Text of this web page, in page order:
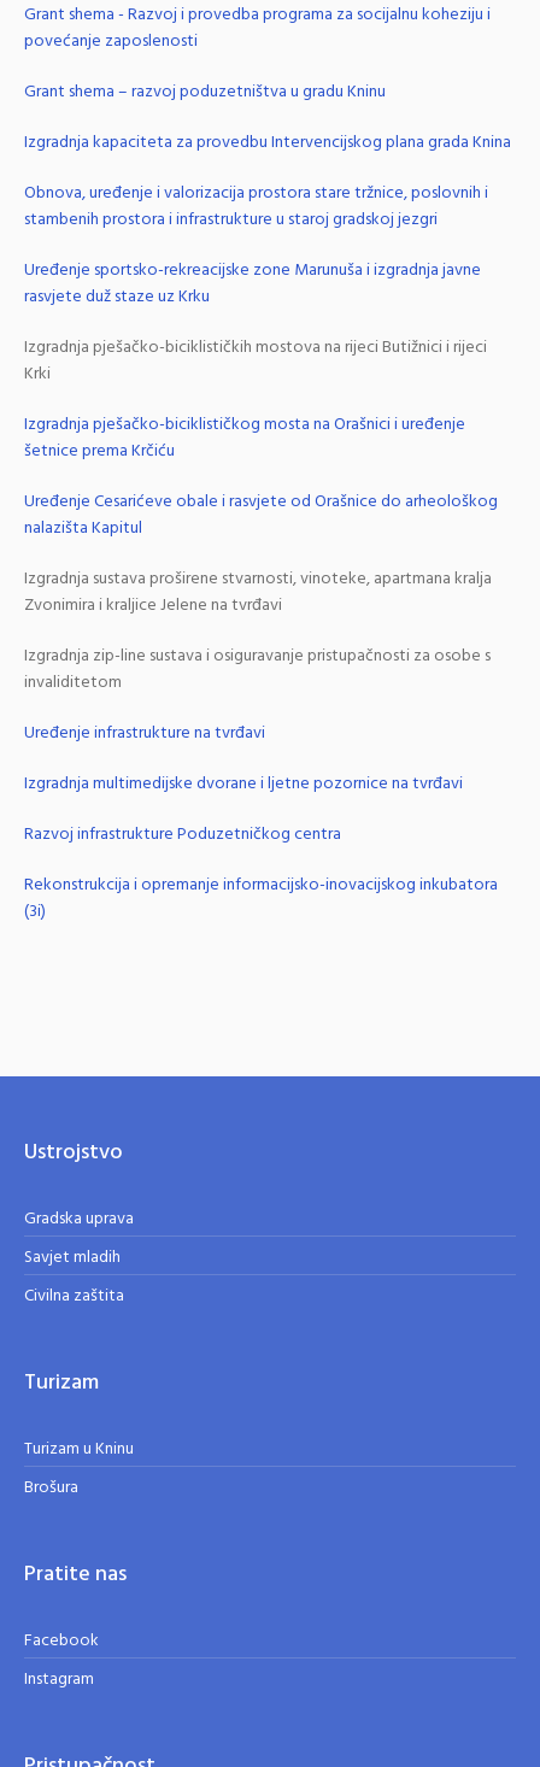
Grant shema - Razvoj i provedba programa za socijalnu koheziju i
povećanje zaposlenosti
Grant shema – razvoj poduzetništva u gradu Kninu
Izgradnja kapaciteta za provedbu Intervencijskog plana grada Knina
Obnova, uređenje i valorizacija prostora stare tržnice, poslovnih i
stambenih prostora i infrastrukture u staroj gradskoj jezgri
Uređenje sportsko-rekreacijske zone Marunuša i izgradnja javne
rasvjete duž staze uz Krku
Izgradnja pješačko-biciklističkih mostova na rijeci Butižnici i rijeci
Krki
Izgradnja pješačko-biciklističkog mosta na Orašnici i uređenje
šetnice prema Krčiću
Uređenje Cesarićeve obale i rasvjete od Orašnice do arheološkog
nalazišta Kapitul
Izgradnja sustava proširene stvarnosti, vinoteke, apartmana kralja
Zvonimira i kraljice Jelene na tvrđavi
Izgradnja zip-line sustava i osiguravanje pristupačnosti za osobe s
invaliditetom
Uređenje infrastrukture na tvrđavi
Izgradnja multimedijske dvorane i ljetne pozornice na tvrđavi
Razvoj infrastrukture Poduzetničkog centra
Rekonstrukcija i opremanje informacijsko-inovacijskog inkubatora
(3i)
Ustrojstvo
Gradska uprava
Savjet mladih
Civilna zaštita
Turizam
Turizam u Kninu
Brošura
Pratite nas
Facebook
Instagram